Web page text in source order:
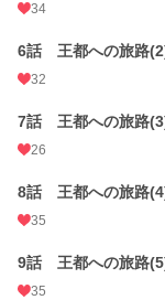
34
6話 王都への旅路
32
7話 王都への旅路
26
8話 王都への旅路
35
9話 王都への旅路
35